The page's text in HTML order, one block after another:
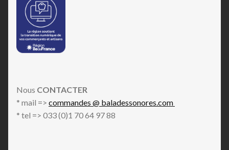
Nous CONTACTER
* mail => commandes @ baladessonores.com
* tel => 033 (0)1 70 64 97 88